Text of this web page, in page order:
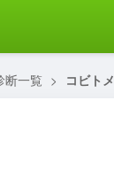
断一覧 > コビト